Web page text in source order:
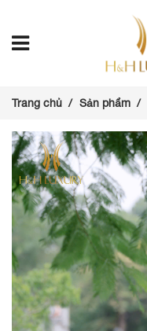
Trang chủ Sản phẩm